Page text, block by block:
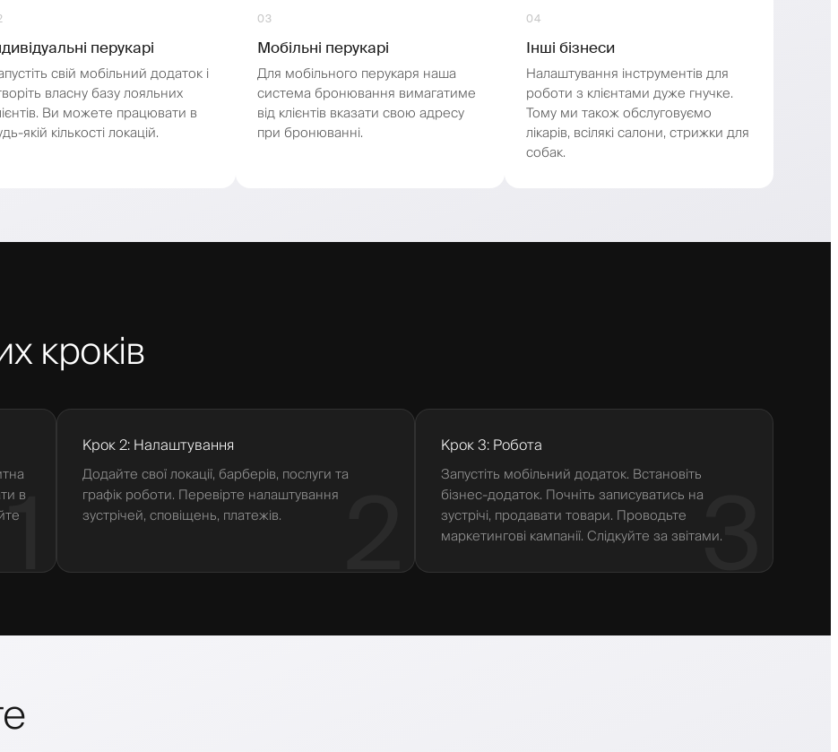
перукарі
свій мобільний додаток і
власну базу лояльних
Ви можете працювати в
якій кількості локацій.
03
Мобільні перукарі
Для мобільного перукаря наша
система бронювання вимагатиме
від клієнтів вказати свою адресу
при бронюванні.
04
Інші бізнеси
Налаштування інструментів для
роботи з клієнтами дуже гнучке.
Тому ми також обслуговуємо
лікарів, всілякі салони, стрижки для
собак.
кроків
1
в
2
Крок 2: Налаштування
Додайте свої локації, барберів, послуги та
графік роботи. Перевірте налаштування
зустрічей, сповіщень, платежів.
3
Крок 3: Робота
Запустіть мобільний додаток. Встановіть
бізнес-додаток. Почніть записуватись на
зустрічі, продавати товари. Проводьте
маркетингові кампанії. Слідкуйте за звітами.